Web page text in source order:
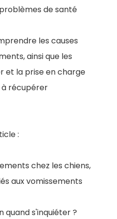
de santé
les causes
ainsi que les
et la prise en charge
récupérer
:
chez les chiens,
aux vomissements
quand s'inquiéter ?